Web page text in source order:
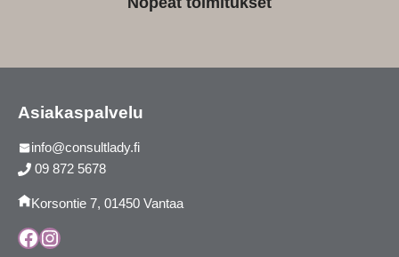
Asiakaspalvelu
info@consultlady.fi
09 872 5678
Korsontie 7, 01450 Vantaa
Facebook
Instagram